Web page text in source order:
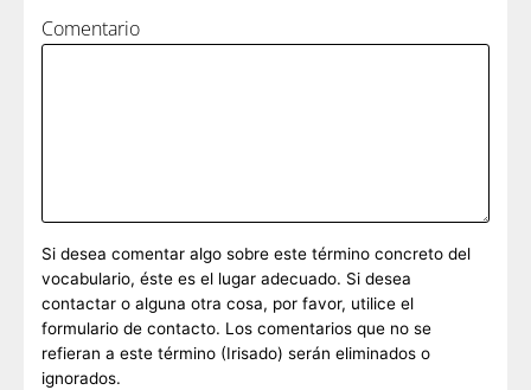
Comentario
Si desea comentar algo sobre este término concreto del
vocabulario, éste es el lugar adecuado. Si desea
contactar o alguna otra cosa, por favor, utilice el
formulario de contacto. Los comentarios que no se
refieran a este término (Irisado) serán eliminados o
ignorados.